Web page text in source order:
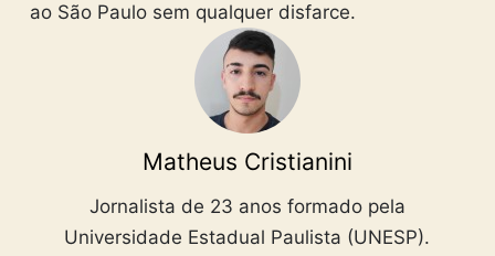
ao São Paulo sem qualquer disfarce.
Matheus Cristianini
Jornalista de 23 anos formado pela
Universidade Estadual Paulista (UNESP).